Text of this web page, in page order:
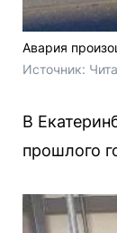
Авария
Источник:
В
прошлого